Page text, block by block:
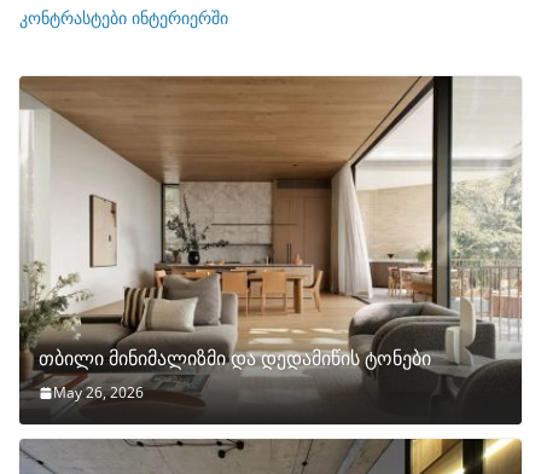
ი
კონტრასტები ინტერიერში
თბილი მინიმალიზმი და დედამიწის ტონები
May 26, 2026